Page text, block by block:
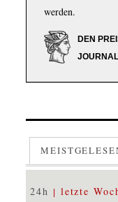
werden.
DEN
24h letzte